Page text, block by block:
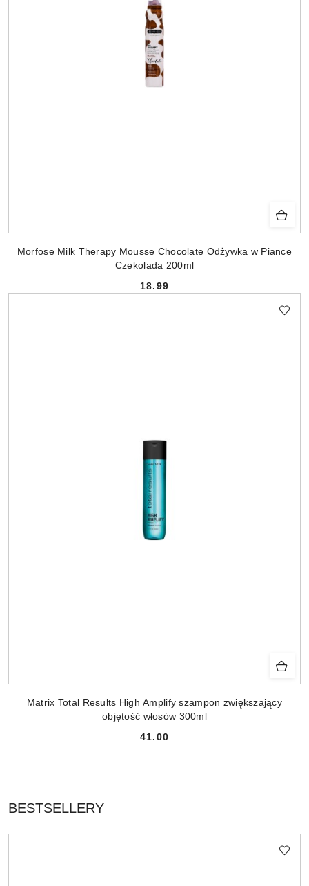
Morfose Milk Therapy Mousse Chocolate Odżywka w Piance
Czekolada 200ml
Cena:
18.99
Matrix Total Results High Amplify szampon zwiększający
objętość włosów 300ml
Cena:
41.00
Pomiń karuzelę produktów
PRODUKTY
O
BESTSELLERY